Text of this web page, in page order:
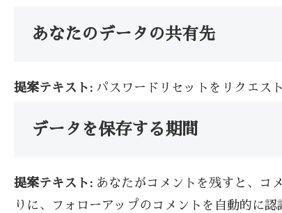
あなたのデータの共有先
提案テキスト: パスワードリセットをリクエス
データを保存する期間
提案テキスト: あなたがコメントを残すと、コ
りに、フォローアップのコメントを自動的に